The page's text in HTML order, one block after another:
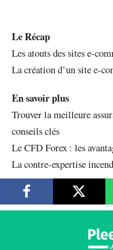
Le Récap
Les atouts des sites e-
La création d’un site e-
En savoir plus
Trouver la meilleure
conseils clés
Le CFD Forex : les
La contre-expertise